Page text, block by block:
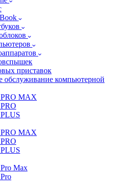
приставок
обслуживание компьютерной
MAX
MAX
Max